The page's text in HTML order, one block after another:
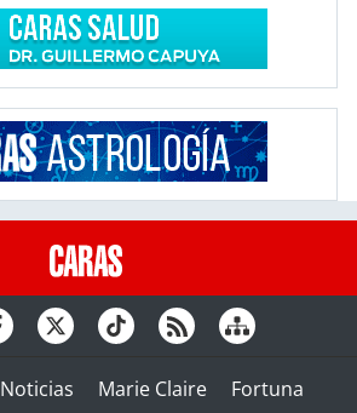
Noticias Marie Claire
Fortuna